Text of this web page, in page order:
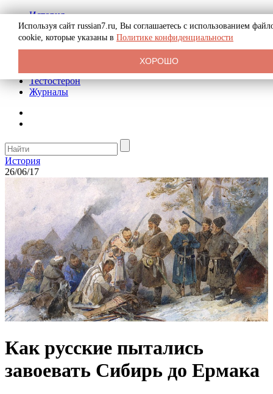
История
Биография
Криминал
Реклама на сайте
Тестостерон
Журналы
История
26/06/17
Как русские пытались
завоевать Сибирь до Ермака
Используя сайт russian7.ru, Вы соглашаетесь с использованием
cookie, которые указаны в Политике конфиденциальности
ХОРОШО